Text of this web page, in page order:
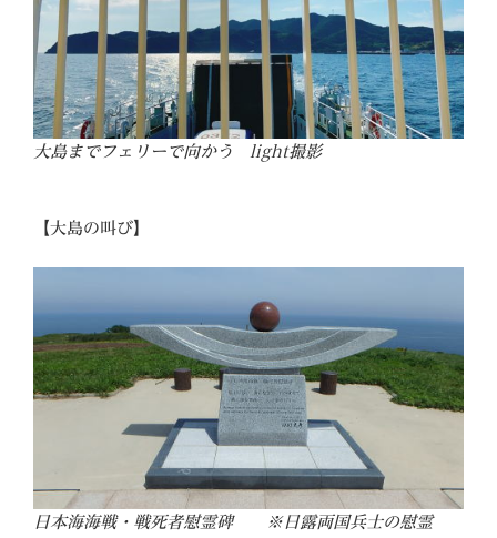
大島までフェリーで向かう light撮影
【大島の叫び】
日本海海戦・戦死者慰霊碑 ※日露両国兵士の慰霊